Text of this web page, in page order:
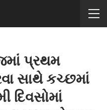
પ્રથમ
સાથે કચ્છમાં
દિવસોમાં